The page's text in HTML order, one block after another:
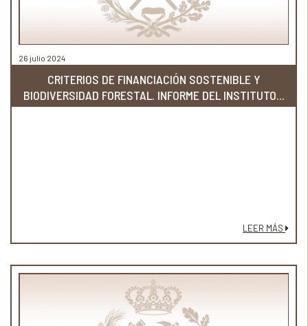
26 julio 2024
CRITERIOS DE FINANCIACIÓN SOSTENIBLE Y
BIODIVERSIDAD FORESTAL. INFORME DEL INSTITUTO...
LEER MÁS